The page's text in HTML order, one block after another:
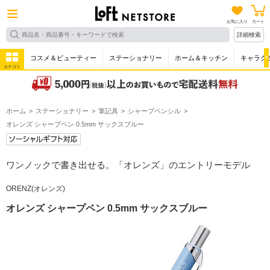
お気に入り カート
詳細検索
カテゴリ
コスメ＆ビューティー ステーショナリー ホーム＆キッチン キャラク
ホーム ステーショナリー 筆記具
シャープペンシル
オレンズ シャープペン 0.5mm サックスブルー
ワンノックで書き出せる。「オレンズ」のエントリーモデル
ORENZ(オレンズ)
オレンズ シャープペン 0.5mm サックスブルー